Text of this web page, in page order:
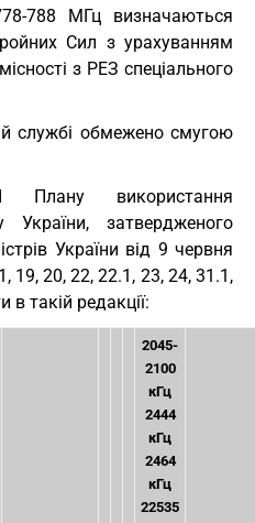
788 МГц визначаються
Сил з урахуванням
з РЕЗ спеціального
службі обмежено смугою
використання
України, затвердженого
України від 9 червня
19, 20, 22, 22.1, 23, 24, 31.1,
в такій редакції:
2045-
2100
кГц
2444
кГц
2464
кГц
22535